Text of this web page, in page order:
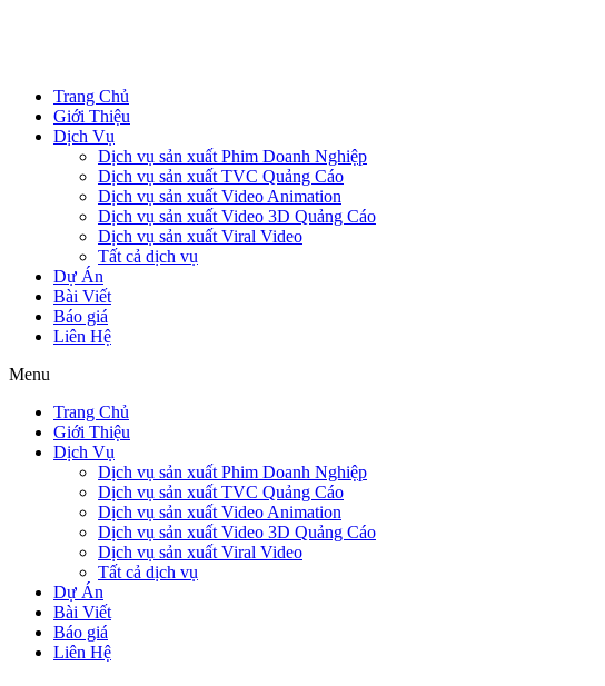
Trang Chủ
Giới Thiệu
Dịch Vụ
Dịch vụ sản xuất Phim Doanh Nghiệp
Dịch vụ sản xuất TVC Quảng Cáo
Dịch vụ sản xuất Video Animation
Dịch vụ sản xuất Video 3D Quảng Cáo
Dịch vụ sản xuất Viral Video
Tất cả dịch vụ
Dự Án
Bài Viết
Báo giá
Liên Hệ
Menu
Trang Chủ
Giới Thiệu
Dịch Vụ
Dịch vụ sản xuất Phim Doanh Nghiệp
Dịch vụ sản xuất TVC Quảng Cáo
Dịch vụ sản xuất Video Animation
Dịch vụ sản xuất Video 3D Quảng Cáo
Dịch vụ sản xuất Viral Video
Tất cả dịch vụ
Dự Án
Bài Viết
Báo giá
Liên Hệ